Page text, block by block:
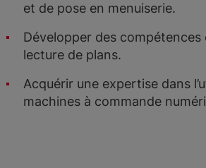
et de pose en menuiserie.
Développer des
lecture de plans.
Acquérir une expertise dans
machines à commande